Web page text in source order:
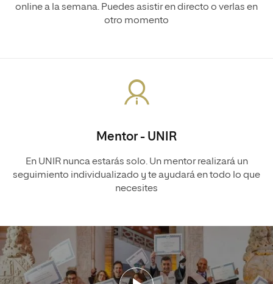
online a la semana. Puedes asistir en directo o verlas en
otro momento
Mentor - UNIR
En UNIR nunca estarás solo. Un mentor realizará un
seguimiento individualizado y te ayudará en todo lo que
necesites